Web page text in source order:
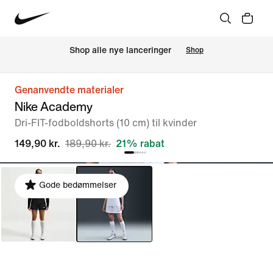
Shop alle nye lanceringer Shop
Genanvendte materialer
Nike Academy
Dri-FIT-fodboldshorts (10 cm) til kvinder
149,90 kr. 189,90 kr. 21% rabat
Gode bedømmelser